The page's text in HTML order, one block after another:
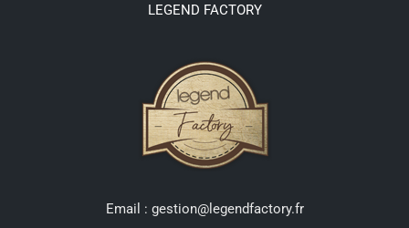
LEGEND FACTORY
Email : gestion@legendfactory.fr